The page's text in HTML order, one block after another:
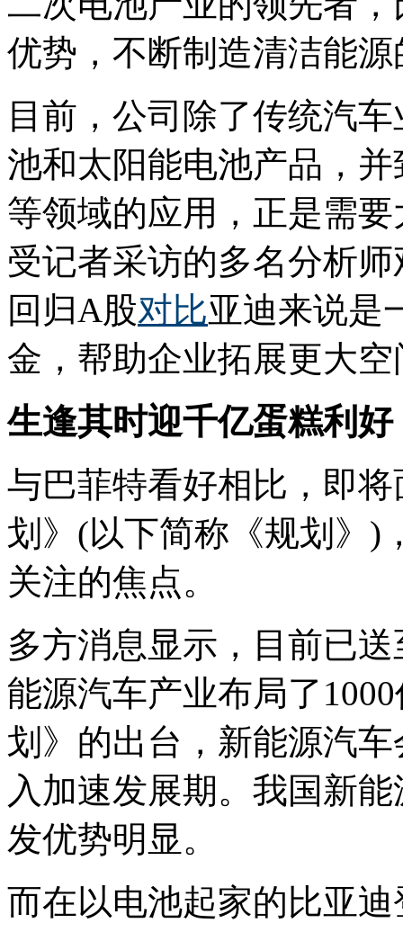
优势，不断制造清洁能
目前，公司除了传统汽
池和太阳能电池产品，
等领域的应用，正是需
受记者采访的多名分析
回归A股对比亚迪来说是
金，帮助企业拓展更大空
生逢其时迎千亿蛋糕利好
与巴菲特看好相比，即
划》(以下简称《规划》)
关注的焦点。
多方消息显示，目前已
能源汽车产业布局了
划》的出台，新能源汽
入加速发展期。我国新
发优势明显。
而在以电池起家的比亚